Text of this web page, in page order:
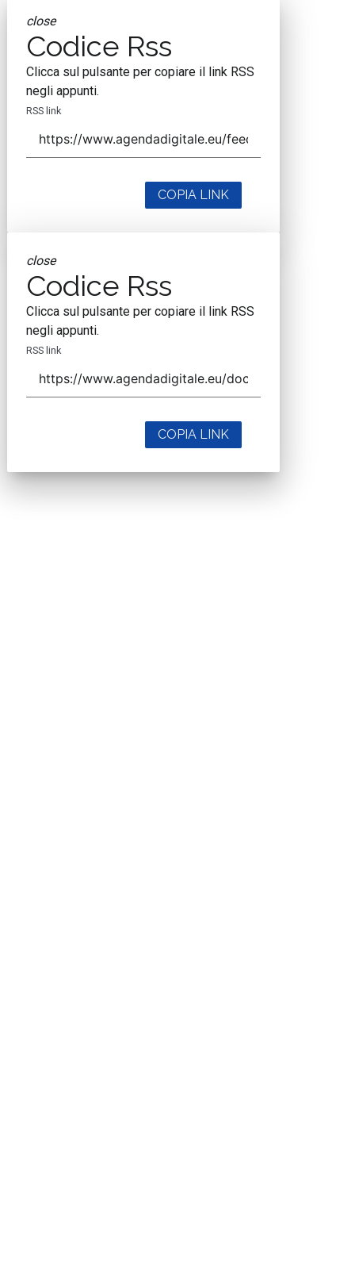
close
Codice Rss
Clicca sul pulsante per copiare il link RSS
negli appunti.
RSS link
COPIA LINK
close
Codice Rss
Clicca sul pulsante per copiare il link RSS
negli appunti.
RSS link
COPIA LINK